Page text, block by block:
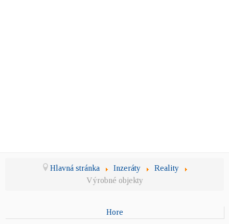
Hlavná stránka Inzeráty
Reality
Výrobné objekty
Hore